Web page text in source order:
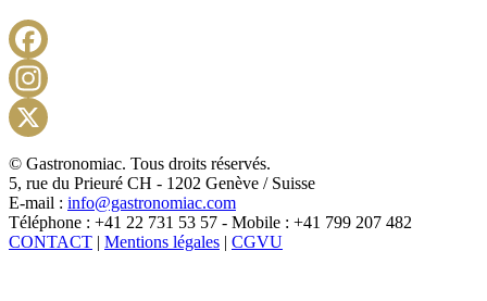
X
© Gastronomiac. Tous droits réservés.
5, rue du Prieuré CH - 1202 Genève / Suisse
E-mail : info@gastronomiac.com
Téléphone : +41 22 731 53 57 - Mobile : +41 799 207 482
CONTACT | Mentions légales | CGVU